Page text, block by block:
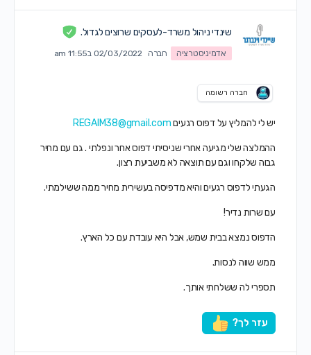
שינדי ניהול משרד-לעסקים שרוצים לגדול.
אדמיניסטרציה חברה 02/03/2022 ב11:55 am
חברה רשומה
יש לי להמליץ על דפוס רגעיםREGAIM38@gmail.com
ההמלצה שלי מגיעה אחרי שניסיתי דפוס אחר ונפלתי . גם עם מחיר
גבוה שלקחו וגם עם תוצאה לא משביעת רצון.
הגעתי לדפוס רגעים והיא מדפיסה בעשירית מחיר ממה ששילמתי.
עם שרות נדיר!
הדפוס נמצא בבית שמש, אבל היא עובדת עם כל הארץ.
ממש שווה לנסות.
תספרי לה ששלחתי אותך.
עזר לך?